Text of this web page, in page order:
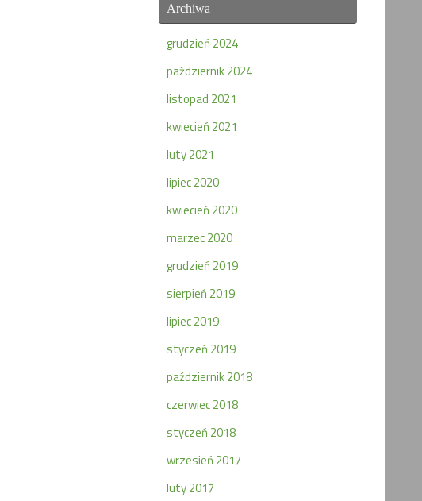
Archiwa
grudzień 2024
październik 2024
listopad 2021
kwiecień 2021
luty 2021
lipiec 2020
kwiecień 2020
marzec 2020
grudzień 2019
sierpień 2019
lipiec 2019
styczeń 2019
październik 2018
czerwiec 2018
styczeń 2018
wrzesień 2017
luty 2017